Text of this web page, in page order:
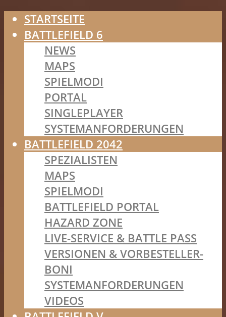
STARTSEITE
BATTLEFIELD 6
NEWS
MAPS
SPIELMODI
PORTAL
SINGLEPLAYER
SYSTEMANFORDERUNGEN
BATTLEFIELD 2042
SPEZIALISTEN
MAPS
SPIELMODI
BATTLEFIELD PORTAL
HAZARD ZONE
LIVE-SERVICE & BATTLE PASS
VERSIONEN & VORBESTELLER-
BONI
SYSTEMANFORDERUNGEN
VIDEOS